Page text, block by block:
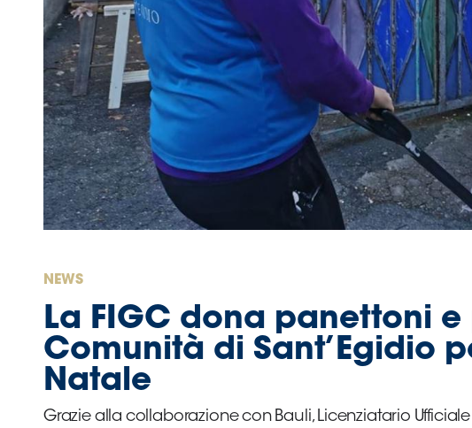
nazionali
Assicurazione
Cerca
Whistleblowing
Area
Contatti
Assicurazione
NEWS
La FIGC dona panettoni
Comunità di Sant’Egidio
Natale
Grazie alla collaborazione con Bauli, Licenziatario